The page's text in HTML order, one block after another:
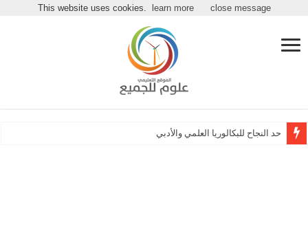
مرحباً بكـ بموقع علوم للجميع
حد النجاح للبكالوريا العلمي والأدبي
This website uses cookies. learn more close message